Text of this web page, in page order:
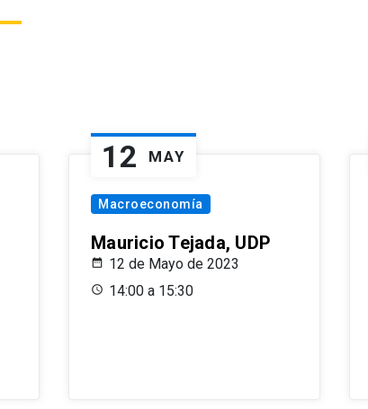
12 MAY
Macroeconomía
Mauricio Tejada, UDP
12 de Mayo de 2023
14:00 a 15:30